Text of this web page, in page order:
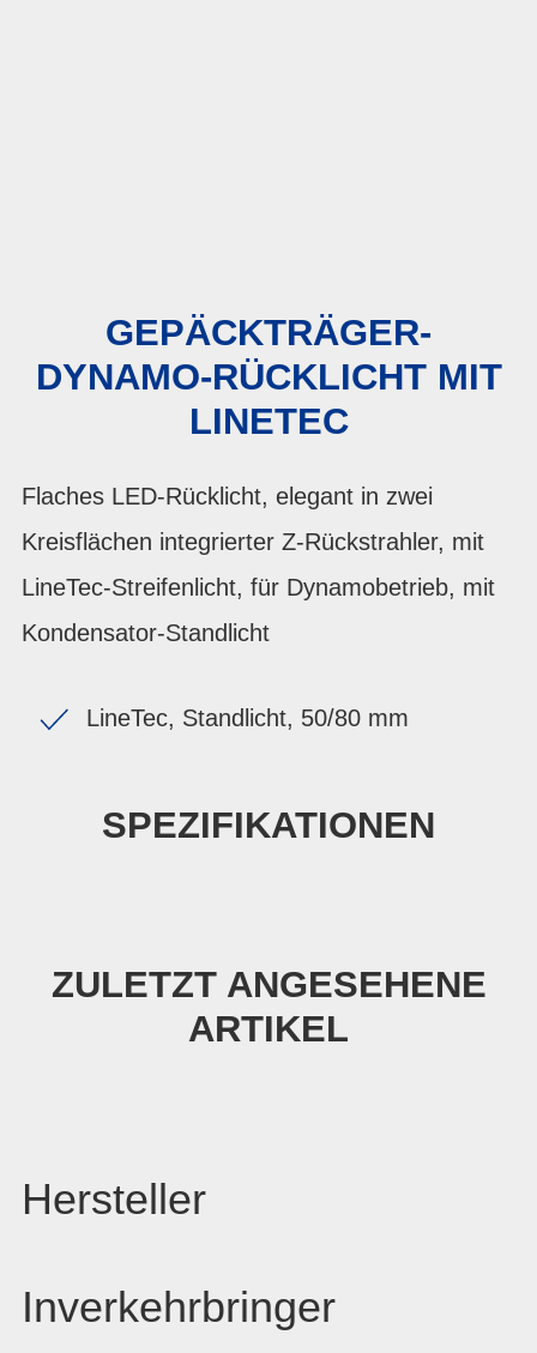
GEPÄCKTRÄGER-
DYNAMO-RÜCKLICHT MIT
LINETEC
Flaches LED-Rücklicht, elegant in zwei
Kreisflächen integrierter Z-Rückstrahler, mit
LineTec-Streifenlicht, für Dynamobetrieb, mit
Kondensator-Standlicht
LineTec, Standlicht, 50/80 mm
SPEZIFIKATIONEN
ZULETZT ANGESEHENE
ARTIKEL
Hersteller
Inverkehrbringer